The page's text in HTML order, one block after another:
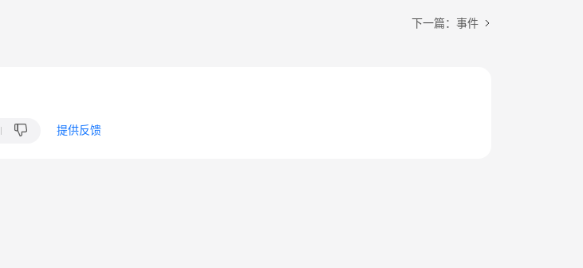
下一篇：事件
提供反馈